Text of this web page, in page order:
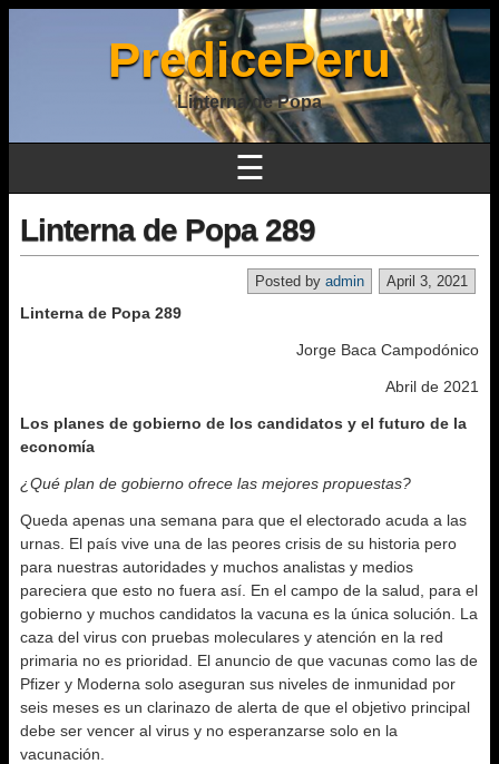
PredicePeru
Linterna de Popa
☰
Linterna de Popa 289
April 3, 2021
Posted by admin
Linterna de Popa 289
Jorge Baca Campodónico
Abril de 2021
Los planes de gobierno de los candidatos y el futuro de la
economía
¿Qué plan de gobierno ofrece las mejores propuestas?
Queda apenas una semana para que el electorado acuda a las
urnas. El país vive una de las peores crisis de su historia pero
para nuestras autoridades y muchos analistas y medios
pareciera que esto no fuera así. En el campo de la salud, para el
gobierno y muchos candidatos la vacuna es la única solución. La
caza del virus con pruebas moleculares y atención en la red
primaria no es prioridad. El anuncio de que vacunas como las de
Pfizer y Moderna solo aseguran sus niveles de inmunidad por
seis meses es un clarinazo de alerta de que el objetivo principal
debe ser vencer al virus y no esperanzarse solo en la
vacunación.